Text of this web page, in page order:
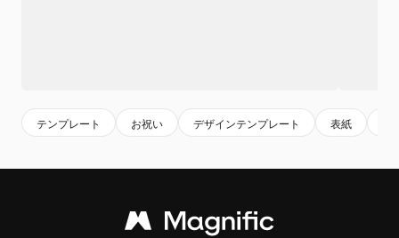
テンプレート お祝い デザインテンプレート 表紙